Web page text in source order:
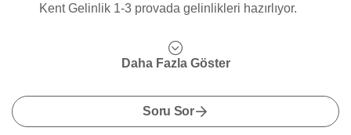
Kent Gelinlik 1-3 provada gelinlikleri hazırlıyor.
Daha Fazla Göster
Soru Sor